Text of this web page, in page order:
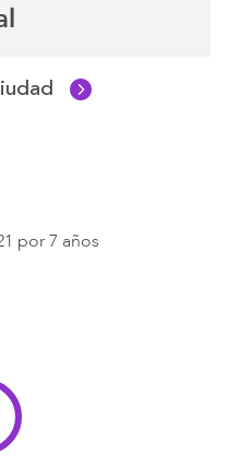
por 7 años